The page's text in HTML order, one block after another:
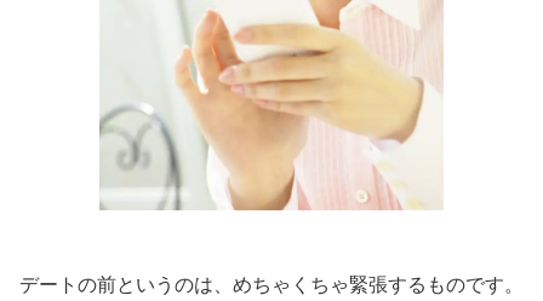
デートの前というのは、めちゃくちゃ緊張するものです。